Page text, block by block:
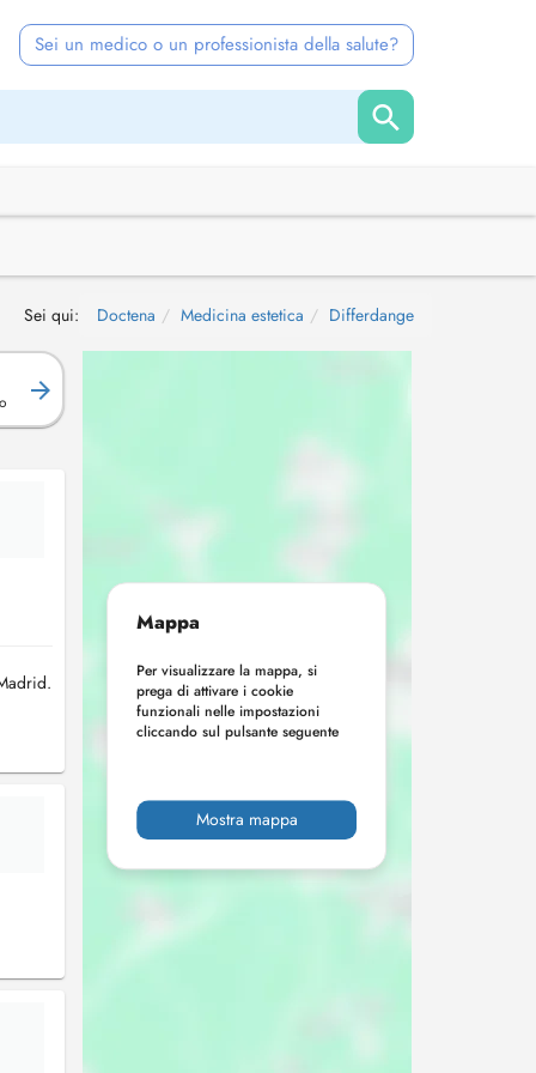
Sei un medico o un professionista della salute?
Sei qui: Doctena Medicina estetica Differdange
Mappa
Per visualizzare la mappa, si
prega di attivare i cookie
funzionali nelle impostazioni
cliccando sul pulsante seguente
Mostra mappa